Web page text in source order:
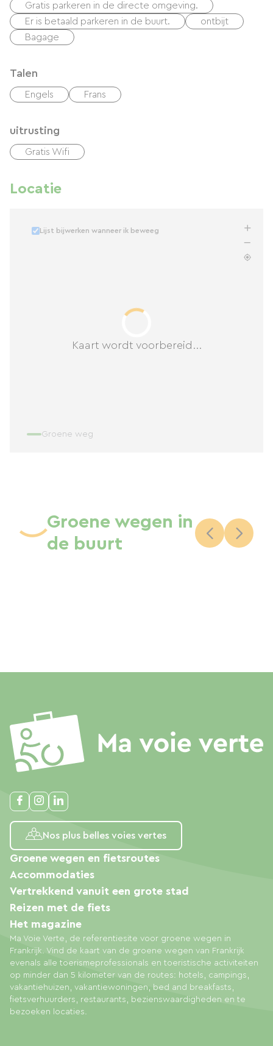
Gratis parkeren in de directe omgeving.
Er is betaald parkeren in de buurt.
ontbijt
Bagage
Talen
Engels Frans
uitrusting
Gratis Wifi
Locatie
Kaart wordt voorbereid...
Lijst bijwerken wanneer ik beweeg
Groene weg
Groene wegen in
de buurt
Nos plus belles voies vertes
Ma Voie Verte, de referentiesite voor groene wegen in
Frankrijk. Vind de kaart van de groene wegen van Frankrijk
evenals alle toerismeprofessionals en toeristische activiteiten
op minder dan 5 kilometer van de routes: hotels, campings,
vakantiehuizen, vakantiewoningen, bed and breakfasts,
fietsverhuurders, restaurants, bezienswaardigheden en te
bezoeken locaties.
Groene wegen en fietsroutes
Accommodaties
Vertrekkend vanuit een grote stad
Reizen met de fiets
Het magazine